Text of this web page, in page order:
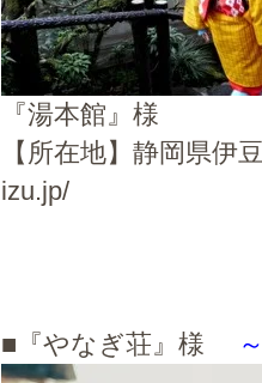
『湯本館』様
【所在地】静岡県
izu.jp/
■『やなぎ荘』様